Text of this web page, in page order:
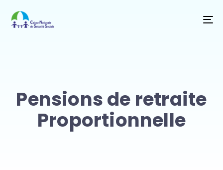
Pensions de retraite
Proportionnelle